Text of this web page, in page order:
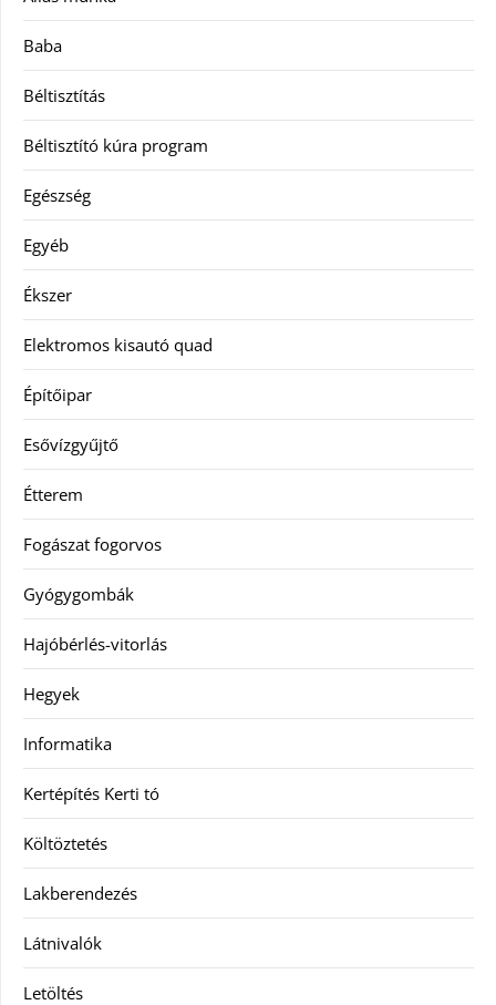
Baba
Béltisztítás
Béltisztító kúra program
Egészség
Egyéb
Ékszer
Elektromos kisautó quad
Építőipar
Esővízgyűjtő
Étterem
Fogászat fogorvos
Gyógygombák
Hajóbérlés-vitorlás
Hegyek
Informatika
Kertépítés Kerti tó
Költöztetés
Lakberendezés
Látnivalók
Letöltés